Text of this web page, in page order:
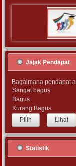
Jajak Pendapat
Bagaimana pendapat
Sangat bagus
Bagus
Kurang Bagus
Lihat
Statistik